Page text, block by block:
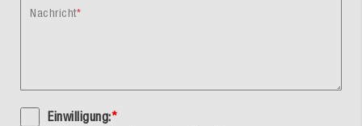
Nachricht
Einwilligung:*